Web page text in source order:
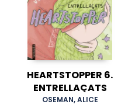
HEARTSTOPPER 6.
ENTRELLAÇATS
OSEMAN, ALICE